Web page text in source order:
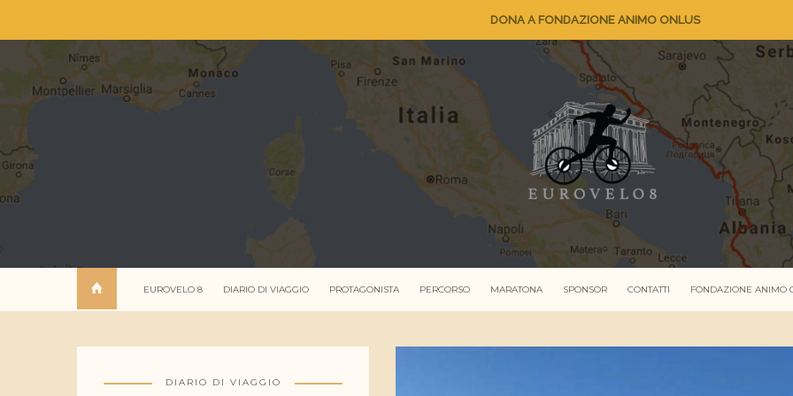
DONA A FONDAZIONE ANIMO ONLUS
EUROVELO 8 DIARIO DI VIAGGIO PROTAGONISTA PERCORSO MARATONA SPONSOR CONTATTI FONDAZIONE ANIMO
DIARIO DI VIAGGIO